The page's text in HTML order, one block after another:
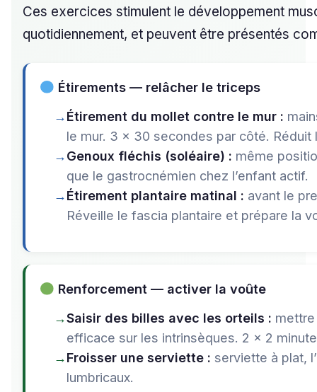
Ces exercices stimulent le développement
quotidiennement, et peuvent être présentés
Étirements — relâcher le triceps
Étirement du mollet contre le mur :
le mur. 3 × 30 secondes par côté.
Genoux fléchis (soléaire) : même
que le gastrocnémien chez l’enfant actif.
Étirement plantaire matinal : avant le
Réveille le fascia plantaire et prépare la
Renforcement — activer la voûte
Saisir des billes avec les orteils :
efficace sur les intrinsèques. 2 × 2
Froisser une serviette : serviette à plat,
lumbricaux.